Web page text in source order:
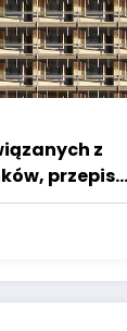
z
przepisy
i